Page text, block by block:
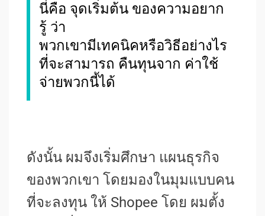
นี่คือ จุดเริ่มต้น ของความอยาก
รู้ ว่า
พวกเขามีเทคนิคหรือวิธีอย่างไร
ที่จะสามารถ คืนทุนจาก ค่าใช้
จ่ายพวกนี้ได้
ดังนั้น ผมจึงเริ่มศึกษา แผนธุรกิจ
ของพวกเขา โดยมองในมุมแบบคน
ที่จะลงทุน ให้ Shopee โดย ผมตั้ง